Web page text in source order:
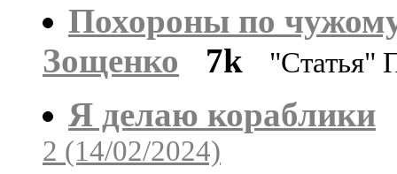
Похороны по
Зощенко
7k "Статья"
Я делаю кораблики
2 (14/02/2024)